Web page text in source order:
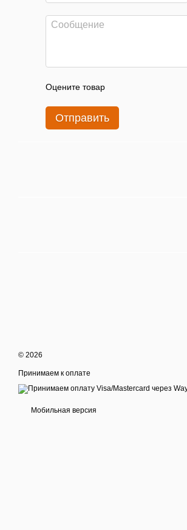
Оцените товар
Отправить
© 2026
Принимаем к оплате
Мобильная версия